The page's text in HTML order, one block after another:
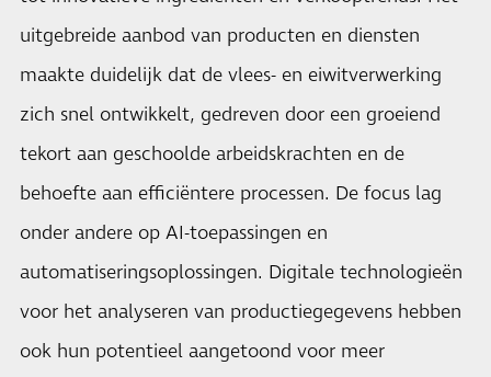
uitgebreide aanbod van producten en diensten
maakte duidelijk dat de vlees- en eiwitverwerking
zich snel ontwikkelt, gedreven door een groeiend
tekort aan geschoolde arbeidskrachten en de
behoefte aan efficiëntere processen. De focus lag
onder andere op AI-toepassingen en
automatiseringsoplossingen. Digitale technologieën
voor het analyseren van productiegegevens hebben
ook hun potentieel aangetoond voor meer